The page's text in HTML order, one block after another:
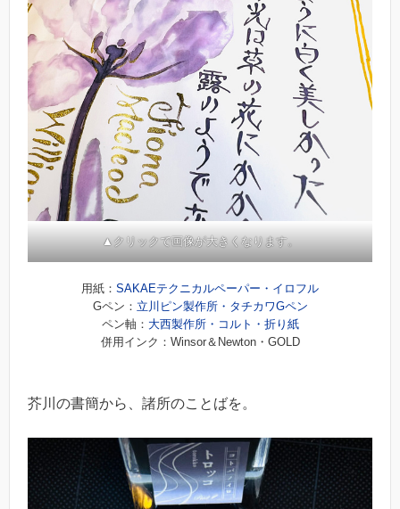
▲クリックで画像が大きくなります。
用紙： SAKAEテクニカルペーパー・イロフル
Gペン： 立川ピン製作所・タチカワGペン
ペン軸： 大西製作所・コルト・折り紙
併用インク：Winsor＆Newton・GOLD
芥川の書簡から、諸所のことばを。